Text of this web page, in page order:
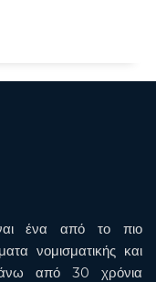
ένα από το πιο
νομισματικής και
από 30 χρόνια